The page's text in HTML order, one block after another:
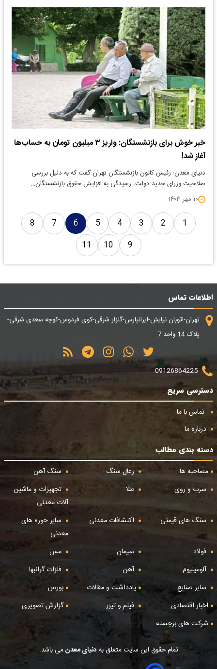
خبر خوش برای بازنشستگان: واریز ۳ میلیون تومان به حساب‌ها
آغاز شد!
دنیای معدن: رئیس کانون بازنشستگان تهران گفت که به دلیل بررسی
صلاحیت وزرای جدید دولت، رسیدگی به افزایش حقوق بازنشستگان…
۱۰ مهر ۱۴۰۳
1
2
3
4
5
6
7
8
9
10
11
اطلاعات تماس
تهران-اتوبان نیایش-ایرانپارس-گلزار شرقی-کوی فردوس-کوچه سعدی شرقی-
پلاک 14 واحد 7
09126864225
دسترسی سریع
تماس با ما
درباره ما
دسته بندی مطالب
مصاحبه ها
زغال سنگ
سنگ آهن
سرب و روی
طلا
تجهیزات و ماشین
آلات معدنی
سنگ های قیمتی
اکتشافات معدنی
سایر حوزه های
معدنی
فولاد
سیمان
مس
آلومینیوم
آهن
فلزات گرانبها
سایر صنایع
یادداشت و مقالات
بورس
اخبار اقتصادی
فیلم و تیزر
گزارش تصویری
شرکت های برجسته
تمام حقوق این سایت متعلق به دنیای معدنمی باشد.